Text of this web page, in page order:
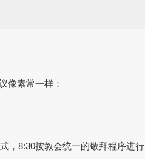
像素常一样：
，8:30按教会统一的敬拜程序进行